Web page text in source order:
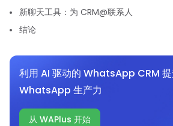
新聊天工具：为 CRM@联系人
结论
利用 AI 驱动的 WhatsApp CRM
WhatsApp 生产力
从 WAPlus 开始